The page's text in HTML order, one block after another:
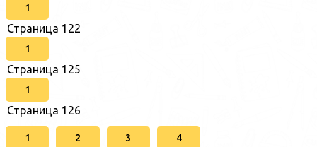
1
Страница 122
1
Страница 125
1
Страница 126
1 2 3 4